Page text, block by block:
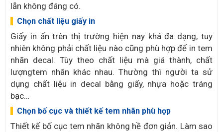
lẫn không đáng có.
Chọn chất liệu giấy in
Giấy in ấn trên thị trường hiện nay khá đa dạng, tuy
nhiên không phải chất liệu nào cũng phù hợp để in tem
nhãn decal. Tùy theo chất liệu mà giá thành, chất
lượngtem nhãn khác nhau. Thường thì người ta sử
dụng chất liệu in decal bằng giấy, nhựa hoặc tráng
bạc…
Chọn bố cục và thiết kế tem nhãn phù hợp
Thiết kế bố cục tem nhãn không hề đơn giản. Làm sao